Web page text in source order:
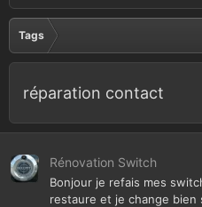
Tags
réparation contact
Rénovation Switch
Bonjour je refais mes
restaure et je change bien